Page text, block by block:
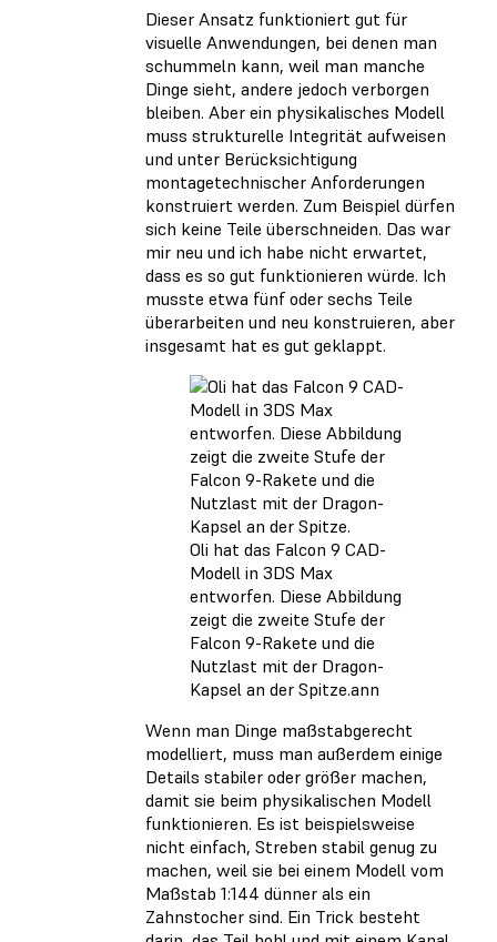
Dieser Ansatz funktioniert gut für
visuelle Anwendungen, bei denen man
schummeln kann, weil man manche
Dinge sieht, andere jedoch verborgen
bleiben. Aber ein physikalisches Modell
muss strukturelle Integrität aufweisen
und unter Berücksichtigung
montagetechnischer Anforderungen
konstruiert werden. Zum Beispiel dürfen
sich keine Teile überschneiden. Das war
mir neu und ich habe nicht erwartet,
dass es so gut funktionieren würde. Ich
musste etwa fünf oder sechs Teile
überarbeiten und neu konstruieren, aber
insgesamt hat es gut geklappt.
Oli hat das Falcon 9 CAD-
Modell in 3DS Max
entworfen. Diese Abbildung
zeigt die zweite Stufe der
Falcon 9-Rakete und die
Nutzlast mit der Dragon-
Kapsel an der Spitze.ann
Wenn man Dinge maßstabgerecht
modelliert, muss man außerdem einige
Details stabiler oder größer machen,
damit sie beim physikalischen Modell
funktionieren. Es ist beispielsweise
nicht einfach, Streben stabil genug zu
machen, weil sie bei einem Modell vom
Maßstab 1:144 dünner als ein
Zahnstocher sind. Ein Trick besteht